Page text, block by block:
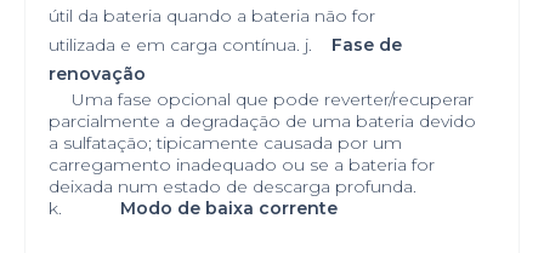
útil da bateria quando a bateria não for
utilizada e em carga contínua. j. Fase de
renovação
Uma fase opcional que pode reverter/recuperar
parcialmente a degradação de uma bateria devido
a sulfatação; tipicamente causada por um
carregamento inadequado ou se a bateria for
deixada num estado de descarga profunda.
k. Modo de baixa corrente